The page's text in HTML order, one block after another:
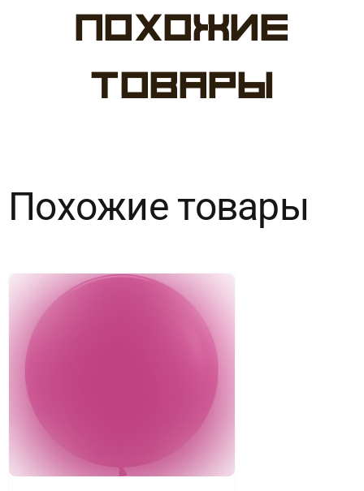
Шар
24"/260
1шт
Похожие
товары
Похожие товары